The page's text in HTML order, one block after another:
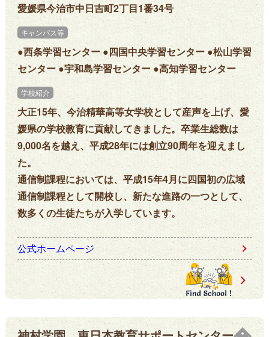
愛媛県今治市中日吉町2丁目1番34号
キャンパス等
●西条学習センター ●四国中央学習センター ●松山学習
センター ●宇和島学習センター ●高知学習センター
学校紹介
大正15年、今治精華高等女学校として産声を上げ、愛
媛県の学校教育に貢献してきました。卒業生総数は
9,000名を越え、平成28年には創立90周年を迎えまし
た。
通信制課程においては、平成15年4月に四国初の広域
通信制課程として開校し、新たな進路の一つとして、
数多くの生徒たちが入学しています。
公式ホームページ